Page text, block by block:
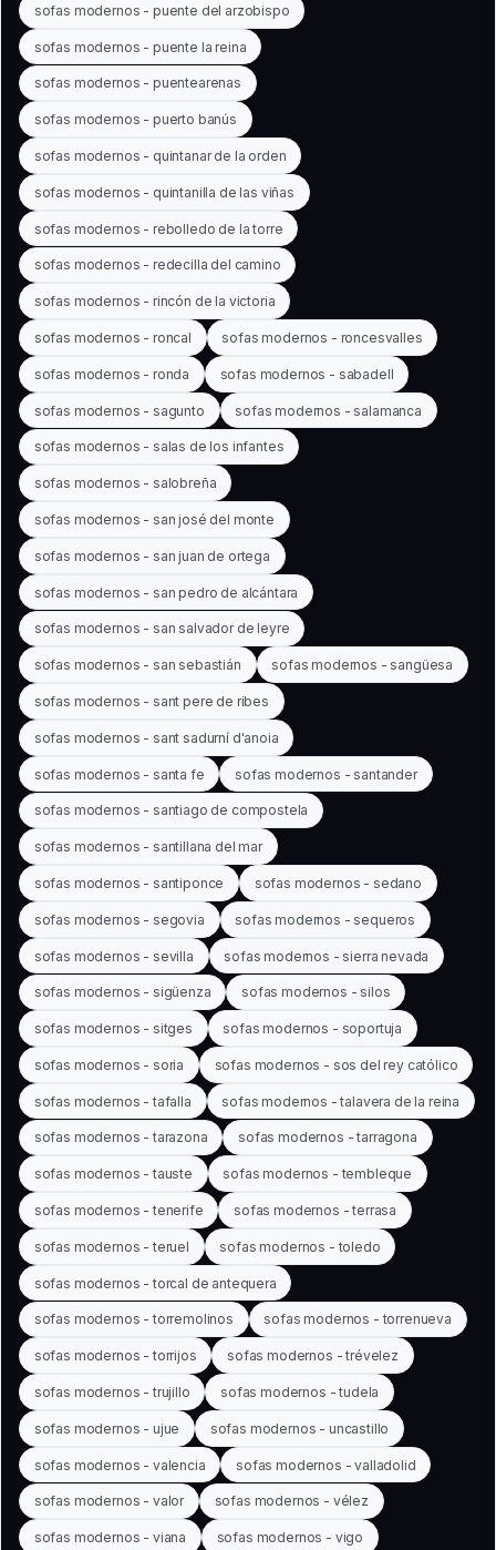
sofas modernos - puente del arzobispo
sofas modernos - puente la reina
sofas modernos - puentearenas
sofas modernos - puerto banús
sofas modernos - quintanar de la orden
sofas modernos - quintanilla de las viñas
sofas modernos - rebolledo de la torre
sofas modernos - redecilla del camino
sofas modernos - rincón de la victoria
sofas modernos - roncal sofas modernos - roncesvalles
sofas modernos - ronda sofas modernos - sabadell
sofas modernos - sagunto sofas modernos - salamanca
sofas modernos - salas de los infantes
sofas modernos - salobreña
sofas modernos - san josé del monte
sofas modernos - san juan de ortega
sofas modernos - san pedro de alcántara
sofas modernos - san salvador de leyre
sofas modernos - san sebastián sofas modernos - sangüesa
sofas modernos - sant pere de ribes
sofas modernos - sant sadurní d'anoia
sofas modernos - santa fe sofas modernos - santander
sofas modernos - santiago de compostela
sofas modernos - santillana del mar
sofas modernos - santiponce sofas modernos - sedano
sofas modernos - segovia sofas modernos - sequeros
sofas modernos - sevilla sofas modernos - sierra nevada
sofas modernos - sigüenza sofas modernos - silos
sofas modernos - sitges sofas modernos - soportuja
sofas modernos - soria sofas modernos - sos del rey católico
sofas modernos - tafalla sofas modernos - talavera de la reina
sofas modernos - tarazona sofas modernos - tarragona
sofas modernos - tauste sofas modernos - tembleque
sofas modernos - tenerife sofas modernos - terrasa
sofas modernos - teruel sofas modernos - toledo
sofas modernos - torcal de antequera
sofas modernos - torremolinos sofas modernos - torrenueva
sofas modernos - torrijos sofas modernos - trévelez
sofas modernos - trujillo sofas modernos - tudela
sofas modernos - ujue sofas modernos - uncastillo
sofas modernos - valencia sofas modernos - valladolid
sofas modernos - valor sofas modernos - vélez
sofas modernos - viana sofas modernos - vigo